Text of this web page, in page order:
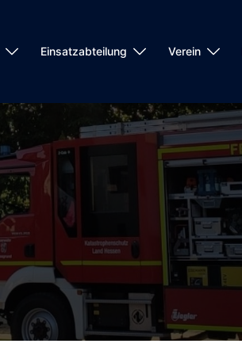
Einsatzabteilung Verein